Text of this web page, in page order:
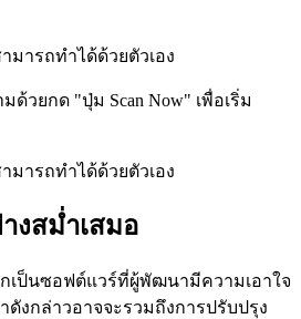
ด้วยกด "ปุ่ม Scan Now" เพื่อเริ่ม
งสม่ำเสมอ
เป็นซอฟต์แวร์ที่ผู้พัฒนามีความเอาใจ
งกล่าวอาจจะรวมถึงการปรับปรุง